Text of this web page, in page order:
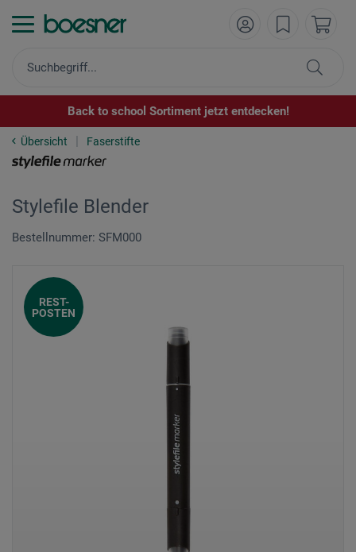
Back to school Sortiment jetzt entdecken!
Übersicht Faserstifte
Stylefile Blender
Bestellnummer: SFM000
REST-
POSTEN